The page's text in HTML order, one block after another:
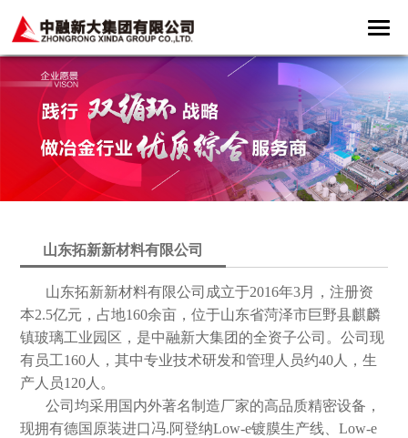
山东拓新新材料有限公司
山东拓新新材料有限公司成立于2016年3月，注册资
本2.5亿元，占地160余亩，位于山东省菏泽市巨野县麒麟
镇玻璃工业园区，是中融新大集团的全资子公司。公司现
有员工160人，其中专业技术研发和管理人员约40人，生
产人员120人。
公司均采用国内外著名制造厂家的高品质精密设备，
现拥有德国原装进口冯.阿登纳Low-e镀膜生产线、Low-e